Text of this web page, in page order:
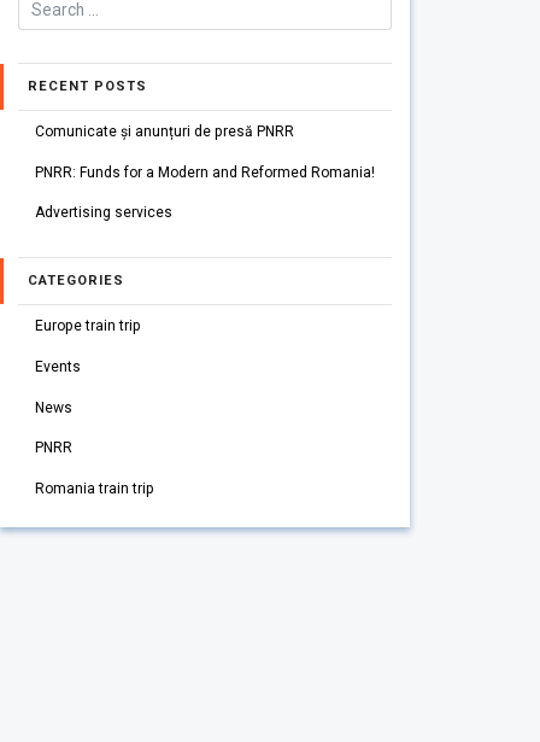
RECENT POSTS
Comunicate și anunțuri de presă PNRR
PNRR: Funds for a Modern and Reformed Romania!
Advertising services
CATEGORIES
Europe train trip
Events
News
PNRR
Romania train trip